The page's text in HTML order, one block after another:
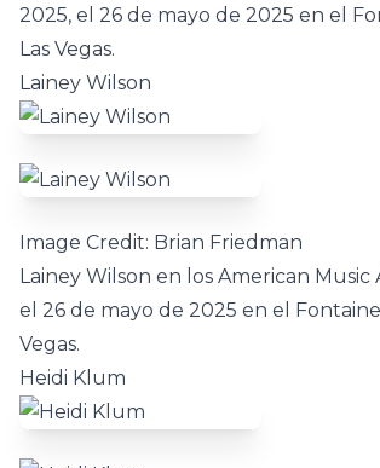
2025, el 26 de mayo de 2025 en el
Las Vegas.
Lainey Wilson
Image Credit: Brian Friedman
Lainey Wilson en los American Music
el 26 de mayo de 2025 en el
Vegas.
Heidi Klum